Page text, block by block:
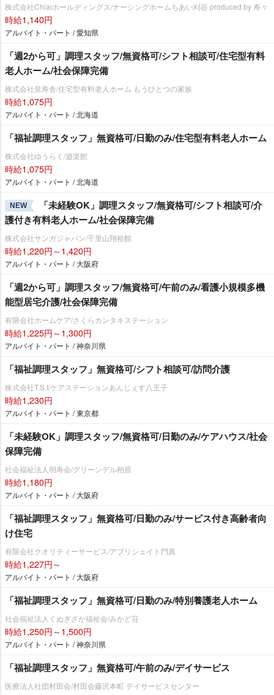
株式会社Chiaiホールディングス/ナーシングホームちあい刈谷 produced by 寿々
時給1,140円
アルバイト・パート / 愛知県
「週2から可」調理スタッフ/無資格可/シフト相談可/住宅型有料
老人ホーム/社会保障完備
株式会社皇寿舎/住宅型有料老人ホーム もうひとつの家族
時給1,075円
アルバイト・パート / 北海道
「福祉調理スタッフ」無資格可/日勤のみ/住宅型有料老人ホーム
株式会社ゆうらく/遊楽館
時給1,075円
アルバイト・パート / 北海道
NEW
「未経験OK」調理スタッフ/無資格可/シフト相談可/介
護付き有料老人ホーム/社会保障完備
株式会社サンガジャパン/千里山翔裕館
時給1,220円～1,420円
アルバイト・パート / 大阪府
「週2から可」調理スタッフ/無資格可/午前のみ/看護小規模多機
能型居宅介護/社会保障完備
有限会社ホームケア/さくらカンタキステーション
時給1,225円～1,300円
アルバイト・パート / 神奈川県
「福祉調理スタッフ」無資格可/シフト相談可/訪問介護
株式会社T.S.I/ケアステーションあんじぇす八王子
時給1,230円
アルバイト・パート / 東京都
「未経験OK」調理スタッフ/無資格可/日勤のみ/ケアハウス/社会
保障完備
社会福祉法人明寿会/グリーンデル柏原
時給1,180円
アルバイト・パート / 大阪府
「福祉調理スタッフ」無資格可/日勤のみ/サービス付き高齢者向
け住宅
有限会社クオリティーサービス/アプリシェイト門真
時給1,227円～
アルバイト・パート / 大阪府
「福祉調理スタッフ」無資格可/日勤のみ/特別養護老人ホーム
社会福祉法人くぬぎざか福祉会/みかど荘
時給1,250円～1,500円
アルバイト・パート / 神奈川県
「福祉調理スタッフ」無資格可/午前のみ/デイサービス
医療法人社団村田会/村田会藤沢本町 デイサービスセンター